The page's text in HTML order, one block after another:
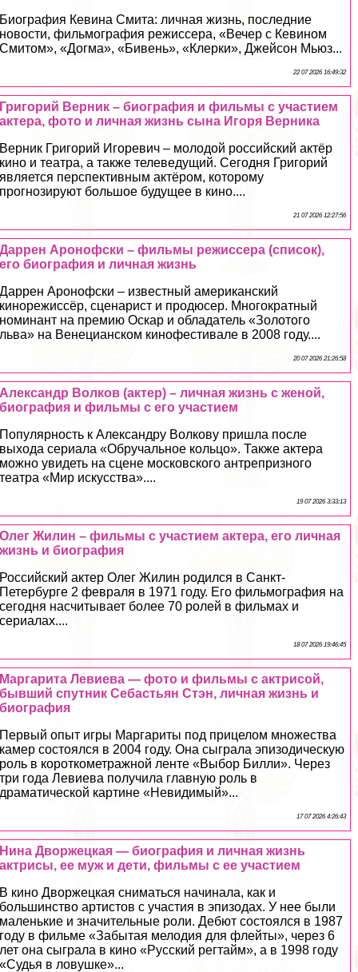
Биография Кевина Смита: личная жизнь, последние
новости, фильмография режиссера, «Вечер с Кевином
Смитом», «Догма», «Бивень», «Клерки», Джейсон Мьюз...
22 07 2026 16:49:32
Григорий Верник – биография и фильмы с участием
актера, фото и личная жизнь сына Игоря Верника
Верник Григорий Игоревич – молодой российский актёр
кино и театра, а также телеведущий. Сегодня Григорий
является перспективным актёром, которому
прогнозируют большое будущее в кино....
21 07 2026 12:27:56
Даррен Аронофски – фильмы режиссера (список),
его биография и личная жизнь
Даррен Аронофски – известный американский
кинорежиссёр, сценарист и продюсер. Многократный
номинант на премию Оскар и обладатель «Золотого
льва» на Венецианском кинофестивале в 2008 году....
20 07 2026 21:26:58
Александр Волков (актер) – личная жизнь с женой,
биография и фильмы с его участием
Популярность к Александру Волкову пришла после
выхода сериала «Обручальное кольцо». Также актера
можно увидеть на сцене московского антрепризного
театра «Мир искусства»....
19 07 2026 3:33:13
Олег Жилин – фильмы с участием актера, его личная
жизнь и биография
Российский актер Олег Жилин родился в Санкт-
Петербурге 2 февраля в 1971 году. Его фильмография на
сегодня насчитывает более 70 ролей в фильмах и
сериалах....
18 07 2026 19:46:45
Маргарита Левиева — фото и фильмы с актрисой,
бывший спутник Себастьян Стэн, личная жизнь и
биография
Первый опыт игры Маргариты под прицелом множества
камер состоялся в 2004 году. Она сыграла эпизодическую
роль в короткометражной ленте «Выбор Билли». Через
три года Левиева получила главную роль в
драматической картине «Невидимый»...
17 07 2026 4:26:43
Нина Дворжецкая — биография и личная жизнь
актрисы, ее муж и дети, фильмы с ее участием
В кино Дворжецкая сниматься начинала, как и
большинство артистов с участия в эпизодах. У нее были
маленькие и значительные роли. Дебют состоялся в 1987
году в фильме «Забытая мелодия для флейты», через 6
лет она сыграла в кино «Русский регтайм», а в 1998 году
«Судья в ловушке»...